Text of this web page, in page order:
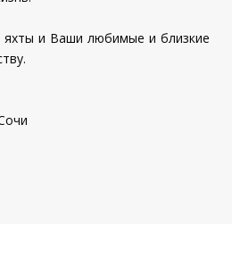
и Ваши любимые и близкие